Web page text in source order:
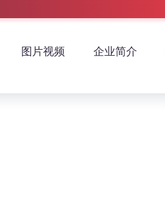
图片视频 企业简介